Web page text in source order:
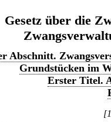
Gesetz über die
Abschnitt.
Grundstücken im
Erster Titel.